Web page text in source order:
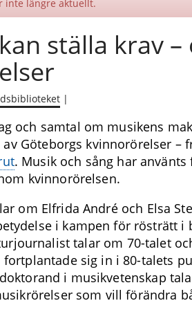
inte längre aktuellt.
ställa krav
|
och samtal om musikens
Göteborgs kvinnorörelser –
. Musik och sång har använts
kvinnorörelsen.
om Elfrida André och Elsa
i kampen för rösträtt i
talar om 70-talet
sig in i 80-talets
i musikvetenskap
som vill förändra